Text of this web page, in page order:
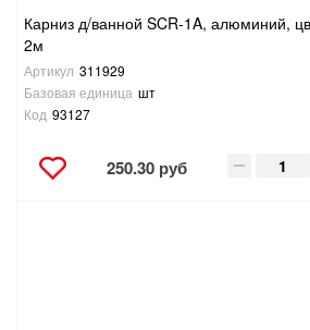
Карниз д/ванной SCR-1A, алюминий,
2м
Артикул 311929
Базовая единица шт
Код 93127
250.30 руб